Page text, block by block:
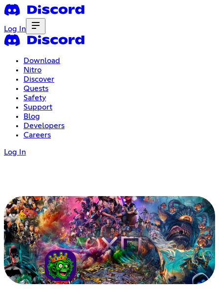
Log In
Download
Nitro
Discover
Quests
Safety
Support
Blog
Developers
Careers
Log In